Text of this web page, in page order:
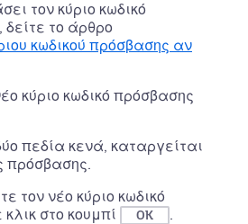
τον κύριο κωδικό
το άρθρο
κωδικού πρόσβασης αν
κύριο κωδικό πρόσβασης
πεδία κενά, καταργείται
πρόσβασης.
τον νέο κύριο κωδικό
στο κουμπί
OK
.